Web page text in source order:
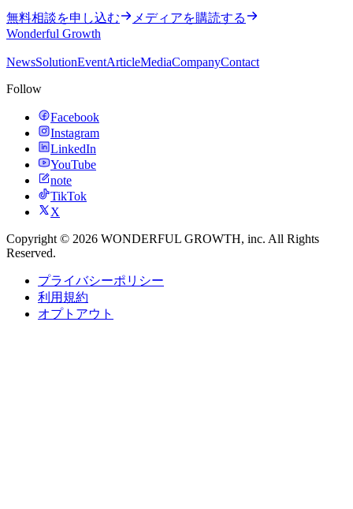
無料相談を申し込む
メディアを購読する
Wonderful Growth
NewsSolutionEventArticleMediaCompanyContact
Follow
Facebook
Instagram
LinkedIn
YouTube
note
TikTok
X
Copyright © 2026 WONDERFUL GROWTH, inc. All Rights
Reserved.
プライバシーポリシー
利用規約
オプトアウト